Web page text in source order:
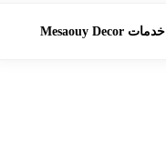
خدمات Mesaouy Decor